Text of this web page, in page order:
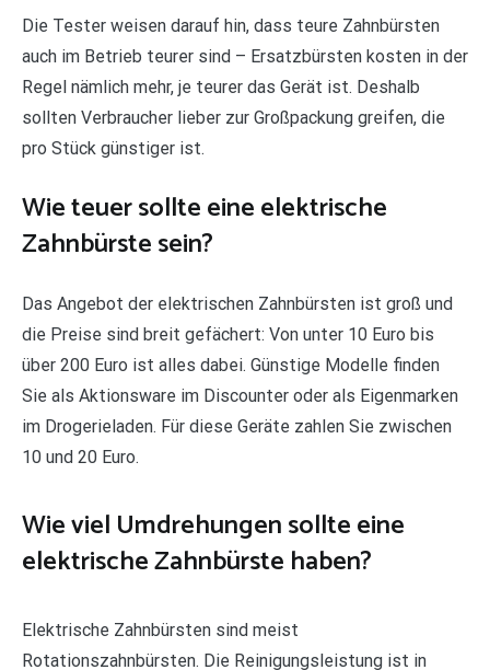
Die Tester weisen darauf hin, dass teure Zahnbürsten
auch im Betrieb teurer sind – Ersatzbürsten kosten in der
Regel nämlich mehr, je teurer das Gerät ist. Deshalb
sollten Verbraucher lieber zur Großpackung greifen, die
pro Stück günstiger ist.
Wie teuer sollte eine elektrische
Zahnbürste sein?
Das Angebot der elektrischen Zahnbürsten ist groß und
die Preise sind breit gefächert: Von unter 10 Euro bis
über 200 Euro ist alles dabei. Günstige Modelle finden
Sie als Aktionsware im Discounter oder als Eigenmarken
im Drogerieladen. Für diese Geräte zahlen Sie zwischen
10 und 20 Euro.
Wie viel Umdrehungen sollte eine
elektrische Zahnbürste haben?
Elektrische Zahnbürsten sind meist
Rotationszahnbürsten. Die Reinigungsleistung ist in